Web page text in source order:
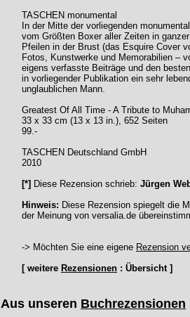
TASCHEN monumental
In der Mitte der vorliegenden
vom Größten Boxer aller Zeiten in
Pfeilen in der Brust (das Esquire Cover
Fotos, Kunstwerke und Memorabilien –
eigens verfasste Beiträge und den
in vorliegender Publikation ein sehr
unglaublichen Mann.
Greatest Of All Time - A Tribute to
33 x 33 cm (13 x 13 in.), 652 Seiten
99.-
TASCHEN Deutschland GmbH
2010
[*] Diese Rezension schrieb: Jürgen
Hinweis: Diese Rezension spiegelt die
der Meinung von versalia.de
-> Möchten Sie eine eigene Rezension
[ weitere Rezensionen : Übersicht ]
Aus unseren Buchrezensionen